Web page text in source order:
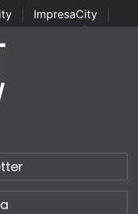
ImpresaCity
Awards | Italian
Awards